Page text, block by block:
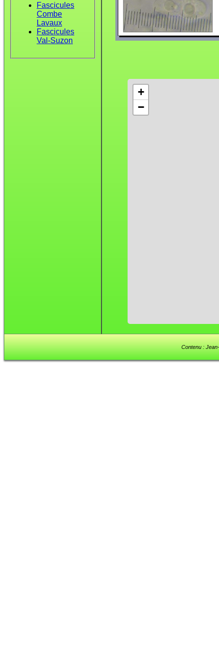
Fascicules
Combe
Lavaux
Fascicules
Val-Suzon
+
−
Contenu :